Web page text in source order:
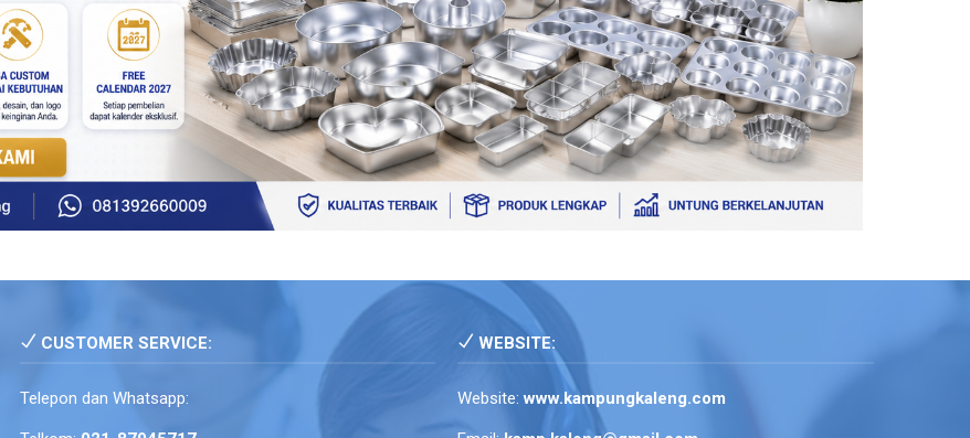
CUSTOMER SERVICE:
Telepon dan Whatsapp:
WEBSITE:
Website:www.kampungkaleng.com